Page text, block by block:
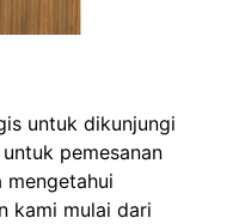
untuk dikunjungi
pemesanan
mengetahui
kami mulai dari